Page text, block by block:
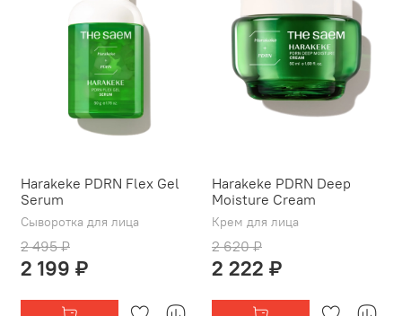
Harakeke PDRN Flex Gel
Serum
Сыворотка для лица
2 495 ₽
2 199 ₽
Harakeke PDRN Deep
Moisture Cream
Крем для лица
2 620 ₽
2 222 ₽